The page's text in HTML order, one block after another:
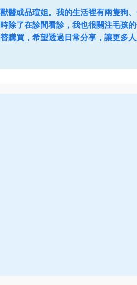
醫或品瑄姐。我的生活裡有兩隻狗
除了在診間看診，我也很關注毛孩
購買，希望透過日常分享，讓更多人